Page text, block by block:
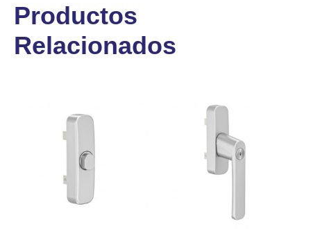
Productos
Relacionados